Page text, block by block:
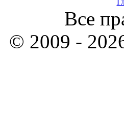
Все
© 2009 -